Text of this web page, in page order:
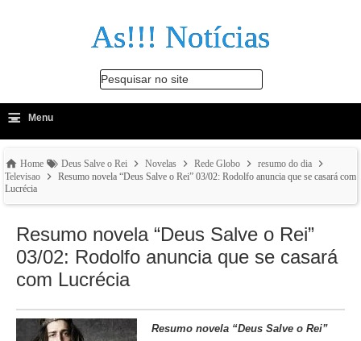
As!!! Notícias
Pesquisar no site
-
≡ Menu
Home Deus Salve o Rei Novelas Rede Globo
resumo do dia
Televisao
Resumo novela “Deus Salve o Rei” 03/02: Rodolfo anuncia que se casará com
Lucrécia
Resumo novela “Deus Salve o Rei”
03/02: Rodolfo anuncia que se casará
com Lucrécia
Resumo novela “Deus Salve o Rei”